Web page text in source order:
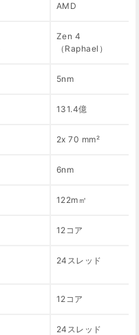
AMD
Zen 4
（Raphael）
5nm
131.4億
2x 70 mm²
6nm
122m㎡
12コア
24スレッド
12コア
24スレッド